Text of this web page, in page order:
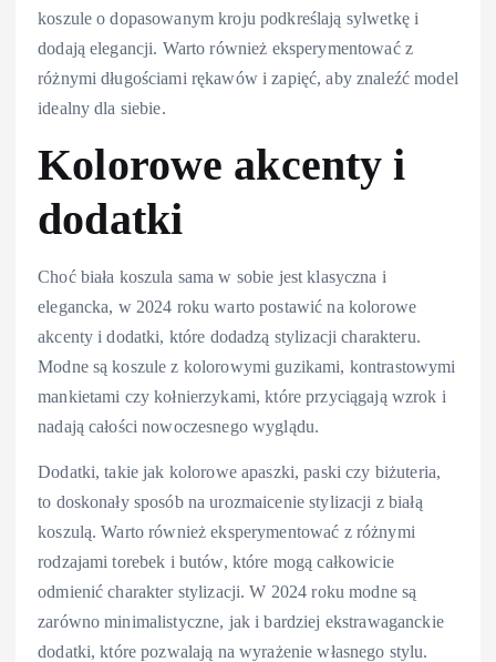
koszule o dopasowanym kroju podkreślają sylwetkę i
dodają elegancji. Warto również eksperymentować z
różnymi długościami rękawów i zapięć, aby znaleźć model
idealny dla siebie.
Kolorowe akcenty i
dodatki
Choć biała koszula sama w sobie jest klasyczna i
elegancka, w 2024 roku warto postawić na kolorowe
akcenty i dodatki, które dodadzą stylizacji charakteru.
Modne są koszule z kolorowymi guzikami, kontrastowymi
mankietami czy kołnierzykami, które przyciągają wzrok i
nadają całości nowoczesnego wyglądu.
Dodatki, takie jak kolorowe apaszki, paski czy biżuteria,
to doskonały sposób na urozmaicenie stylizacji z białą
koszulą. Warto również eksperymentować z różnymi
rodzajami torebek i butów, które mogą całkowicie
odmienić charakter stylizacji. W 2024 roku modne są
zarówno minimalistyczne, jak i bardziej ekstrawaganckie
dodatki, które pozwalają na wyrażenie własnego stylu.